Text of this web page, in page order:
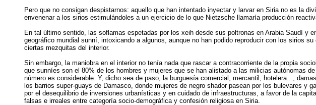
Pero que no consigan despistarnos: aquello que han intentado inyectar y larvar en Siria no es la
envenenar a los sirios estimulándoles a un ejercicio de lo que Nietzsche llamaría producción
En tal último sentido, las soflamas espetadas por los xeih desde sus poltronas en Arabia Saudí y
geográfico mundial sunní, intoxicando a algunos, aunque no han podido reproducir con los sirios
ciertas mezquitas del interior.
Sin embargo, la maniobra en el interior no tenía nada que rascar a contracorriente de la propia
que sunníes son el 80% de los hombres y mujeres que se han alistado a las milicias autónomas
número es considerable. Y, dicho sea de paso, la burguesía comercial, mercantil, hotelera...,
los barrios super-guays de Damasco, donde mujeres de negro shador pasean por los bulevares
por el desequilibrio de inversiones urbanísticas y en cuidado de infraestructuras, a favor de la
falsas e irreales entre categoría socio-demográfica y confesión religiosa en Siria.